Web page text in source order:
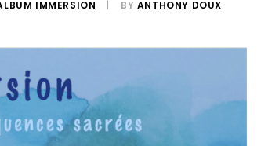
IMMERSION | BY ANTHONY DOUX